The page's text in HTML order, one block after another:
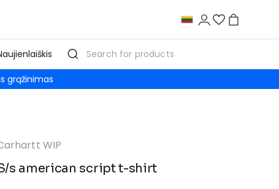
grąžinimas
WIP
s american script t-shirt